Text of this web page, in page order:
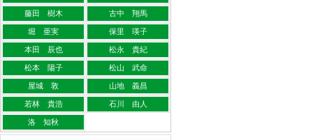
藤田 樹木 古中 翔馬
堀 亜実 保里 瑛子
本田 辰也 松永 貴紀
松本 陽子 松山 武命
屋城 敦 山地 義昌
若林 貴浩 石川 由人
洛 知秋